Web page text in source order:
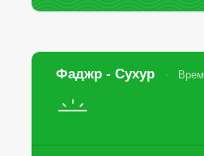
Фаджр - Сухур